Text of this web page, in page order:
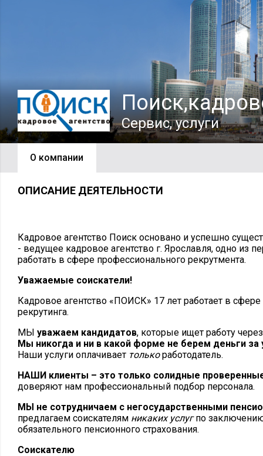
Сервис, услуги
О компании
ОПИСАНИЕ ДЕЯТЕЛЬНОСТИ
Кадровое агентство Поиск основано и успешно
- ведущее кадровое агентство г. Ярославля, одно из
работать в сфере профессионального рекрутмента.
Уважаемые соискатели!
Кадровое агентство «ПОИСК» 17 лет работает в
рекрутинга.
МЫ уважаем кандидатов, которые ищет работу
Мы никогда и ни в какой форме не берем деньги за
Наши услуги оплачивает толькоработодатель.
НАШИ клиенты – это только солидные
доверяют нам профессиональный подбор персонала.
МЫ не сотрудничаем с негосударственными
предлагаем соискателям никаких услугпо
обязательного пенсионного страхования.
Соискателю